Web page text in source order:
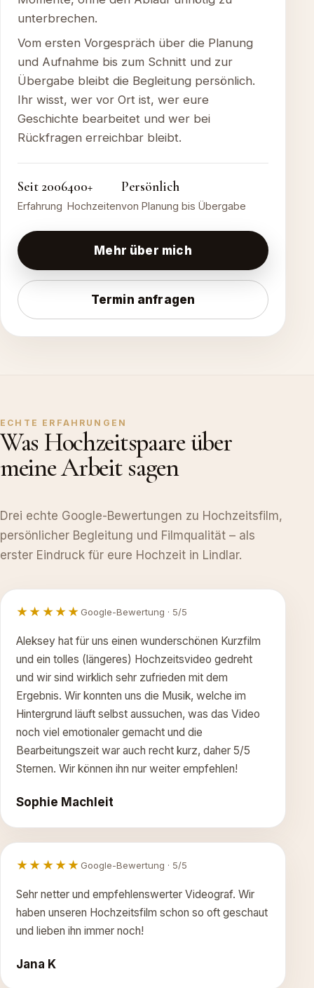
unterbrechen.
Vom ersten Vorgespräch über die Planung
und Aufnahme bis zum Schnitt und zur
Übergabe bleibt die Begleitung persönlich.
Ihr wisst, wer vor Ort ist, wer eure
Geschichte bearbeitet und wer bei
Rückfragen erreichbar bleibt.
Seit 2006
Erfahrung
400+
Hochzeiten
Persönlich
von Planung bis Übergabe
Mehr über mich
Termin anfragen
ECHTE ERFAHRUNGEN
Was Hochzeitspaare über
meine Arbeit sagen
Drei echte Google-Bewertungen zu Hochzeitsfilm,
persönlicher Begleitung und Filmqualität – als
erster Eindruck für eure Hochzeit in Lindlar.
★★★★★Google-Bewertung · 5/5
Aleksey hat für uns einen wunderschönen Kurzfilm
und ein tolles (längeres) Hochzeitsvideo gedreht
und wir sind wirklich sehr zufrieden mit dem
Ergebnis. Wir konnten uns die Musik, welche im
Hintergrund läuft selbst aussuchen, was das Video
noch viel emotionaler gemacht und die
Bearbeitungszeit war auch recht kurz, daher 5/5
Sternen. Wir können ihn nur weiter empfehlen!
Sophie Machleit
★★★★★Google-Bewertung · 5/5
Sehr netter und empfehlenswerter Videograf. Wir
haben unseren Hochzeitsfilm schon so oft geschaut
und lieben ihn immer noch!
Jana K